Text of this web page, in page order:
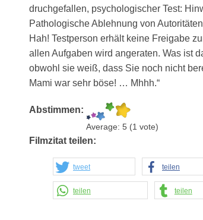
druchgefallen, psychologischer Test:
Pathologische Ablehnung von
Hah! Testperson erhält keine Freigabe
allen Aufgaben wird angeraten. Was ist
obwohl sie weiß, dass Sie noch nicht
Mami war sehr böse! … Mhhh.“
Abstimmen:
Average: 5 (1 vote)
Filmzitat teilen:
tweet teilen
teilen teilen